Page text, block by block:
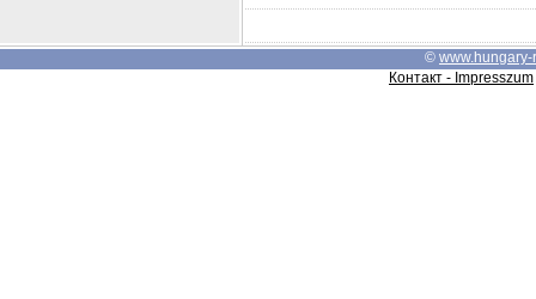
© www.hungary-
Контакт - Impresszum